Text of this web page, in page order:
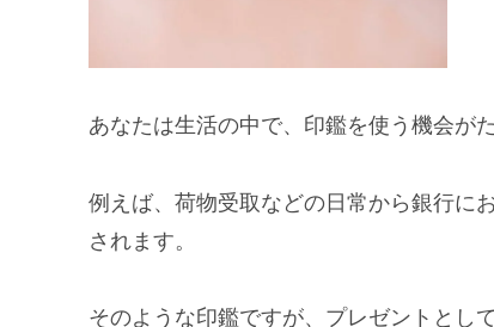
あなたは生活の中で、印鑑を使う機会が
例えば、荷物受取などの日常から銀行に
されます。
そのような印鑑ですが、プレゼントとし